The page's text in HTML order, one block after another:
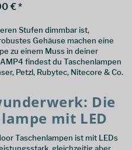
€ *
Stufen dimmbar ist,
Gehäuse machen eine
zu einem Muss in deiner
findest du Taschenlampen
Petzl, Rubytec, Nitecore & Co.
Die
mit LED
Taschenlampen ist mit LEDs